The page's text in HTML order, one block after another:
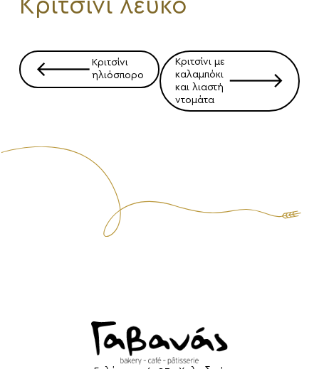
Κριτσίνι λευκό
Πλοήγηση
άρθρων
🡐 Κριτσίνι
ηλιόσπορο
Κριτσίνι με
καλαμπόκι
και λιαστή
ντομάτα
🡒